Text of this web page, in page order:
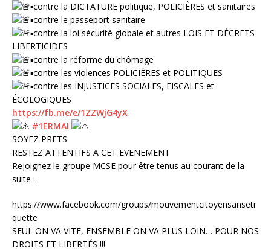
▪︎contre la DICTATURE politique, POLICIÈRES et sanitaires
▪︎contre le passeport sanitaire
▪︎contre la loi sécurité globale et autres LOIS ET DÉCRETS
LIBERTICIDES
▪︎contre la réforme du chômage
▪︎contre les violences POLICIÈRES et POLITIQUES
▪︎contre les INJUSTICES SOCIALES, FISCALES et
ÉCOLOGIQUES
https://fb.me/e/1ZZWjG4yX
#1ERMAI
SOYEZ PRETS
RESTEZ ATTENTIFS A CET EVENEMENT
Rejoignez le groupe MCSE pour être tenus au courant de la
suite :
https://www.facebook.com/groups/mouvementcitoyensanseti
quette
SEUL ON VA VITE, ENSEMBLE ON VA PLUS LOIN… POUR NOS
DROITS ET LIBERTÉS !!!